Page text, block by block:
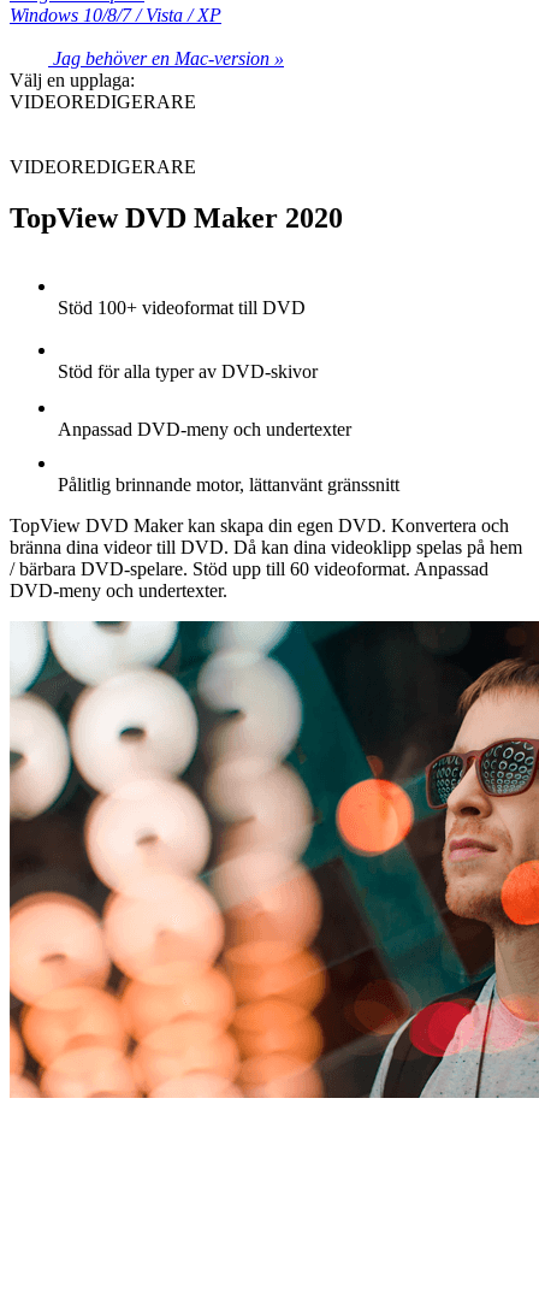
Windows 10/8/7 / Vista / XP
Jag behöver en Mac-version »
Välj en upplaga:
VIDEOREDIGERARE
VIDEOREDIGERARE
TopView DVD Maker 2020
Stöd 100+ videoformat till DVD
Stöd för alla typer av DVD-skivor
Anpassad DVD-meny och undertexter
Pålitlig brinnande motor, lättanvänt gränssnitt
TopView DVD Maker kan skapa din egen DVD. Konvertera och
bränna dina videor till DVD. Då kan dina videoklipp spelas på hem
/ bärbara DVD-spelare. Stöd upp till 60 videoformat. Anpassad
DVD-meny och undertexter.